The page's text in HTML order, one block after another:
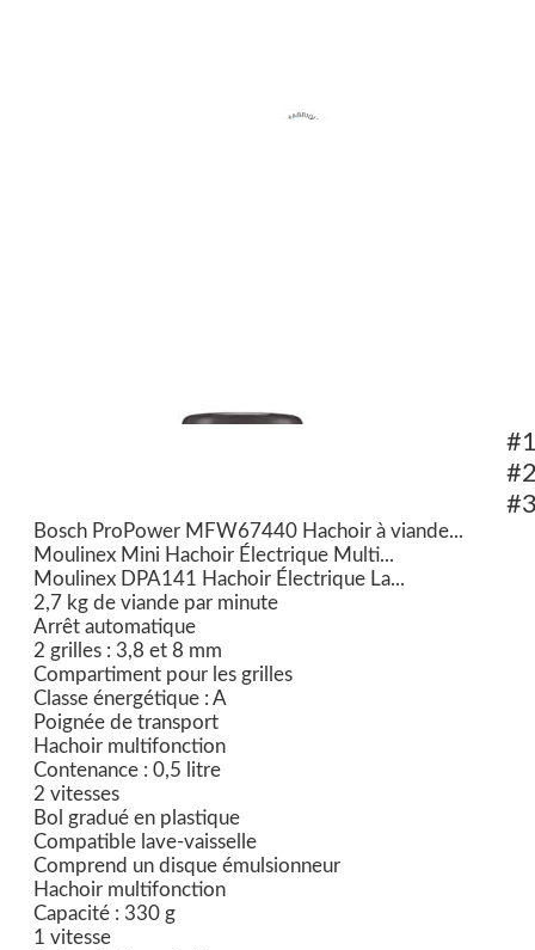
Bosch ProPower MFW67440 Hachoir à viande...
Moulinex Mini Hachoir Électrique Multi...
Moulinex DPA141 Hachoir Électrique La...
2,7 kg de viande par minute
Arrêt automatique
2 grilles : 3,8 et 8 mm
Compartiment pour les grilles
Classe énergétique : A
Poignée de transport
Hachoir multifonction
Contenance : 0,5 litre
2 vitesses
Bol gradué en plastique
Compatible lave-vaisselle
Comprend un disque émulsionneur
Hachoir multifonction
Capacité : 330 g
1 vitesse